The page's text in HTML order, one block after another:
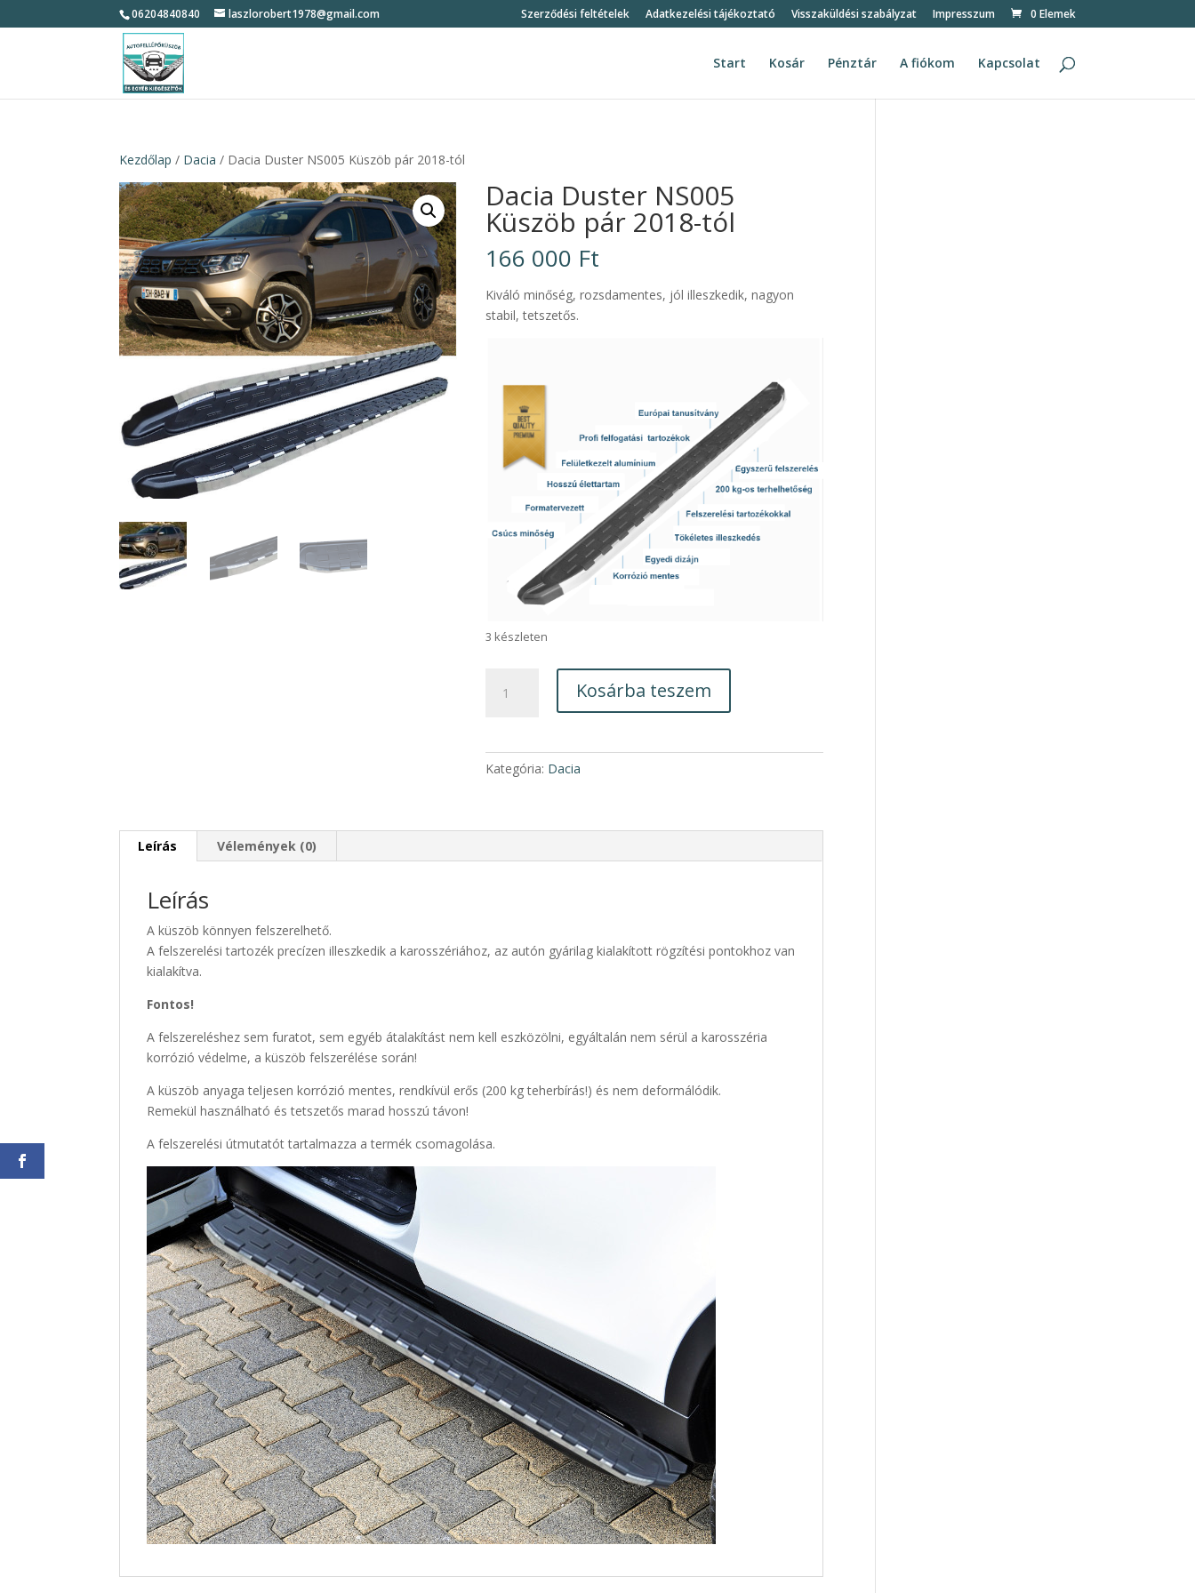
06204840840 laszlorobert1978@gmail.com Szerződési feltételek Adatkezelési tájékoztató Visszaküldési szabályzat Impresszum 0 Elemek
Start Kosár Pénztár A fiókom Kapcsolat
Kezdőlap / Dacia / Dacia Duster NS005 Küszöb pár 2018-tól
Dacia Duster NS005
Küszöb pár 2018-tól
166 000 Ft
Kiváló minőség, rozsdamentes, jól illeszkedik, nagyon
stabil, tetszetős.
3 készleten
Duster
2018-
Kosárba teszem
Kategória: Dacia
Leírás Vélemények (0)
Leírás
A küszöb könnyen felszerelhető.
A felszerelési tartozék precízen illeszkedik a karosszériához, az autón gyárilag kialakított rögzítési pontokhoz van
kialakítva.
Fontos!
A felszereléshez sem furatot, sem egyéb átalakítást nem kell eszközölni, egyáltalán nem sérül a karosszéria
korrózió védelme, a küszöb felszerélése során!
A küszöb anyaga teljesen korrózió mentes, rendkívül erős (200 kg teherbírás!) és nem deformálódik.
Remekül használható és tetszetős marad hosszú távon!
A felszerelési útmutatót tartalmazza a termék csomagolása.